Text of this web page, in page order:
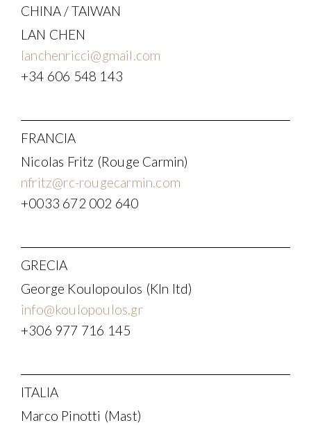
CHINA / TAIWAN
LAN CHEN
lanchenricci@gmail.com
+34 606 548 143
FRANCIA
Nicolas Fritz (Rouge Carmin)
nfritz@rc-rougecarmin.com
+0033 672 002 640
GRECIA
George Koulopoulos (Kln ltd)
info@koulopoulos.gr
+306 977 716 145
ITALIA
Marco Pinotti (Mast)